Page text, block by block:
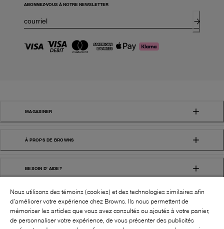
ABONNEZ-VOUS À NOTRE NEWSLETTER
MAGASINER
À PROPS DE BROWNS
BESOIN D' AIDE?
Nous utilisons des témoins (cookies) et des technologies similaires afin
d’améliorer votre expérience chez Browns. Ils nous permettent de
mémoriser les articles que vous avez consultés ou ajoutés à votre panier,
de personnaliser votre expérience, de vous présenter des publicités